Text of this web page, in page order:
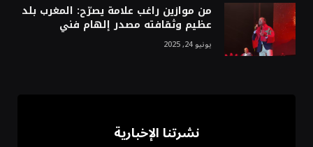
من موازين راغب علامة يصرّح: المغرب بلد
عظيم وثقافته مصدر إلهام فني
يونيو 24, 2025
نشرتنا الإخبارية